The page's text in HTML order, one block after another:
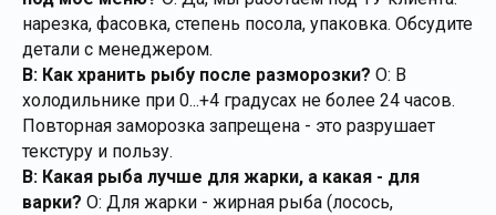
нарезка, фасовка, степень посола, упаковка. Обсудите
детали с менеджером.
В: Как хранить рыбу после разморозки? О: В
холодильнике при 0...+4 градусах не более 24 часов.
Повторная заморозка запрещена - это разрушает
текстуру и пользу.
В: Какая рыба лучше для жарки, а какая - для
варки? О: Для жарки - жирная рыба (лосось,